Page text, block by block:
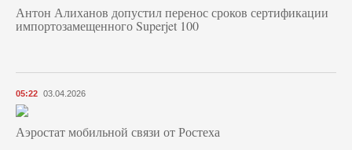
Антон Алиханов допустил перенос сроков сертификации
импортозамещенного Superjet 100
05:22 03.04.2026
Аэростат мобильной связи от Ростеха